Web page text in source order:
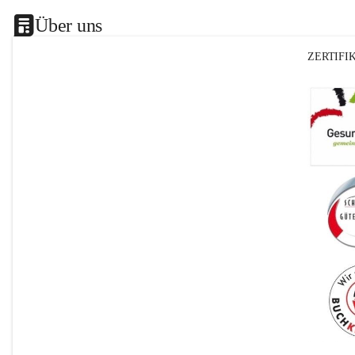
Über uns